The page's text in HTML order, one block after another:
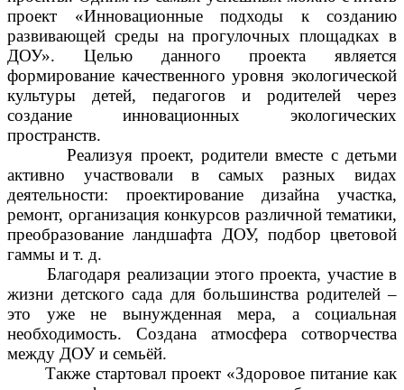
проект «Инновационные подходы к созданию
развивающей среды на прогулочных площадках в
ДОУ». Целью данного проекта является
формирование качественного уровня экологической
культуры детей, педагогов и родителей через
создание инновационных экологических
пространств.
Реализуя проект, родители вместе с детьми
активно участвовали в самых разных видах
деятельности: проектирование дизайна участка,
ремонт, организация конкурсов различной тематики,
преобразование ландшафта ДОУ, подбор цветовой
гаммы и т. д.
Благодаря реализации этого проекта, участие в
жизни детского сада для большинства родителей –
это уже не вынужденная мера, а социальная
необходимость. Создана атмосфера сотворчества
между ДОУ и семьёй.
Также стартовал проект «Здоровое питание как